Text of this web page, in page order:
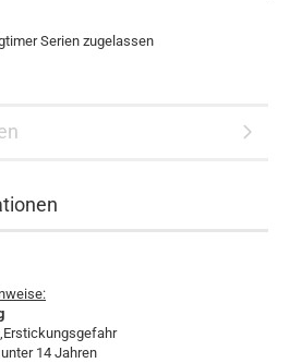
Serien zugelassen
14 Jahren